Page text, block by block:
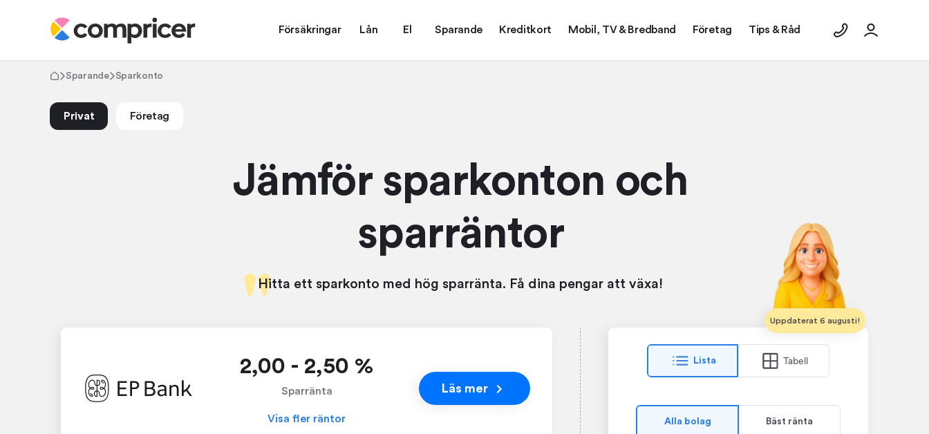
Försäkringar Lån El Sparande Kreditkort Mobil, TV & Bredband Företag Tips & Råd
Sparande Sparkonto
Privat Företag
Jämför sparkonton och
sparräntor
Hitta ett sparkonto med hög sparränta. Få dina pengar att växa!
Uppdaterat 6 augusti!
Lista Tabell
Alla bolag Bäst ränta
2,00 - 2,50 %
Sparränta
Visa fler räntor
Läs mer